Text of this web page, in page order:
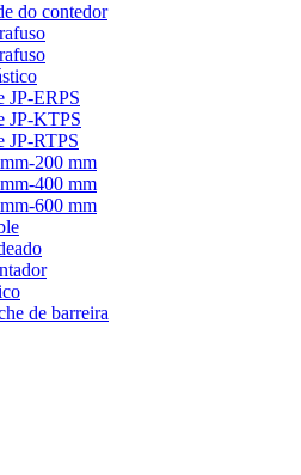
do contedor
JP-ERPS
JP-KTPS
JP-RTPS
200 mm
400 mm
600 mm
de barreira